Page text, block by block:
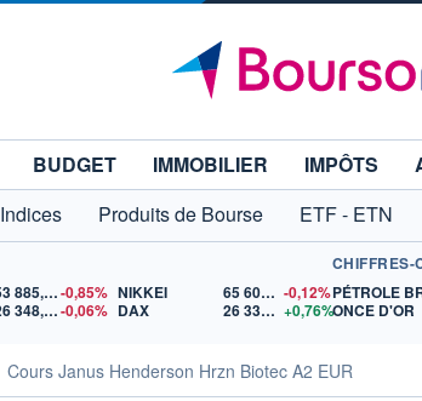
BUDGET IMMOBILIER IMPÔTS
Indices Produits de Bourse ETF - ETN
53 885,10-0,85%
26 348,35-0,06%
NIKKEI 65 606,71 -0,12%
DAX
26 338,75 +0,76%
CHIFFRES-
PÉTROLE
ONCE D'OR
Cours Janus Henderson Hrzn Biotec A2 EUR